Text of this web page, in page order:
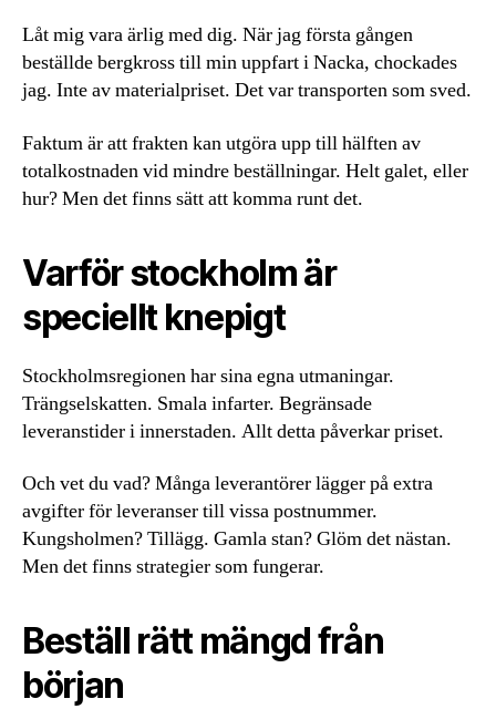
Låt mig vara ärlig med dig. När jag första gången
beställde bergkross till min uppfart i Nacka, chockades
jag. Inte av materialpriset. Det var transporten som sved.
Faktum är att frakten kan utgöra upp till hälften av
totalkostnaden vid mindre beställningar. Helt galet, eller
hur? Men det finns sätt att komma runt det.
Varför stockholm är
speciellt knepigt
Stockholmsregionen har sina egna utmaningar.
Trängselskatten. Smala infarter. Begränsade
leveranstider i innerstaden. Allt detta påverkar priset.
Och vet du vad? Många leverantörer lägger på extra
avgifter för leveranser till vissa postnummer.
Kungsholmen? Tillägg. Gamla stan? Glöm det nästan.
Men det finns strategier som fungerar.
Beställ rätt mängd från
början